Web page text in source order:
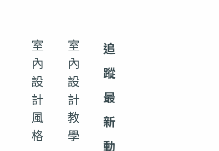
室
內
設
計
風
格
室
內
設
計
教
學
追
蹤
最
新
動